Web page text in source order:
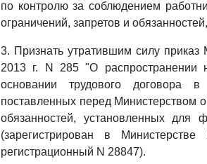
по контролю за соблюдением
ограничений, запретов и
3. Признать утратившим силу
2013 г. N 285 "О распространении
основании трудового договора
поставленных перед Министерством
обязанностей, установленных для
(зарегистрирован в
регистрационный N 28847).